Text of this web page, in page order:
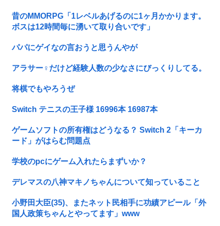
昔のMMORPG「1レベルあげるのに1ヶ月かかります。
ボスは12時間毎に湧いて取り合いです」
パパにゲイなの言おうと思うんやが
アラサー♀だけど経験人数の少なさにびっくりしてる。
将棋でもやろうぜ
Switch テニスの王子様 16996本 16987本
ゲームソフトの所有権はどうなる？ Switch 2「キーカ
ード」がはらむ問題点
学校のpcにゲーム入れたらまずいか？
デレマスの八神マキノちゃんについて知っていること
小野田大臣(35)、またネット民相手に功績アピール「外
国人政策ちゃんとやってます」www